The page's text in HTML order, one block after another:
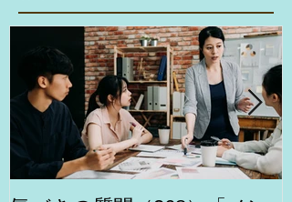
おすすめ